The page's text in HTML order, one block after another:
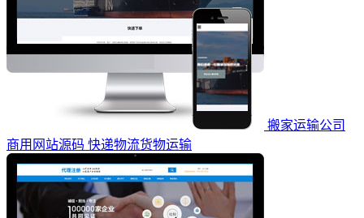
搬家运输公司
商用网站源码 快递物流货物运输